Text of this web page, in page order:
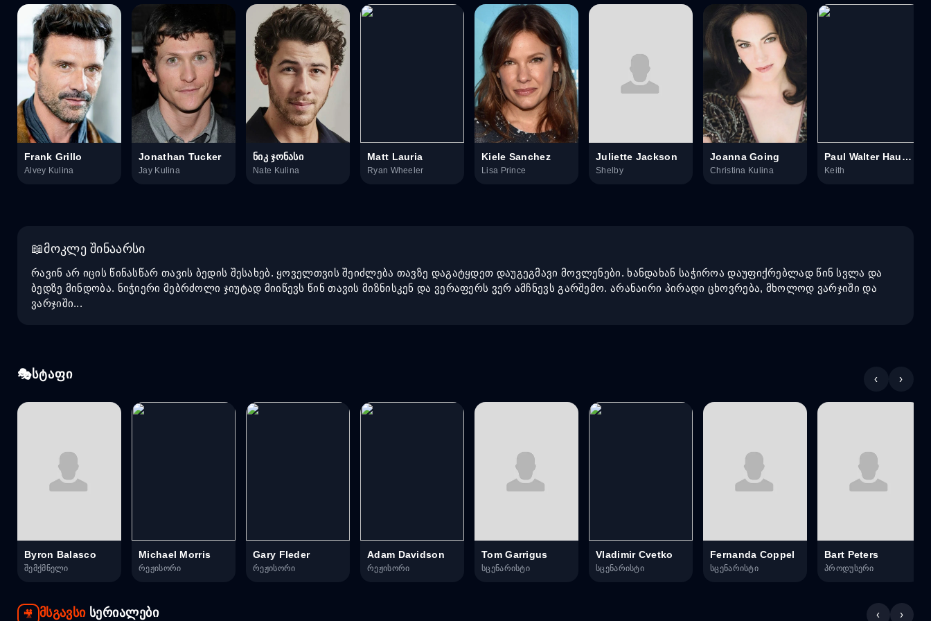
Frank Grillo
Alvey Kulina
Jonathan Tucker
Jay Kulina
ნიკ ჯონასი
Nate Kulina
Matt Lauria
Ryan Wheeler
Kiele Sanchez
Lisa Prince
Juliette Jackson
Shelby
Joanna Going
Christina Kulina
Paul Walter Hauser
Keith
მოკლე შინაარსი
რავინ არ იცის წინასწარ თავის ბედის შესახებ. ყოველთვის შეიძლება თავზე დაგატყდეთ დაუგეგმავი მოვლენები. ხანდახან საჭიროა დაუფიქრებლად წინ სვლა და
ბედზე მინდობა. ნიჭიერი მებრძოლი ჯიუტად მიიწევს წინ თავის მიზნისკენ და ვერაფერს ვერ ამჩნევს გარშემო. არანაირი პირადი ცხოვრება, მხოლოდ ვარჯიში და
ვარჯიში...
სტაფი ‹ ›
Byron Balasco
შემქმნელი
Michael Morris
რეჟისორი
Gary Fleder
რეჟისორი
Adam Davidson
რეჟისორი
Tom Garrigus
სცენარისტი
Vladimir Cvetko
სცენარისტი
Fernanda Coppel
სცენარისტი
Bart Peters
პროდუსერი
🎥 მსგავსისერიალები ‹ ›